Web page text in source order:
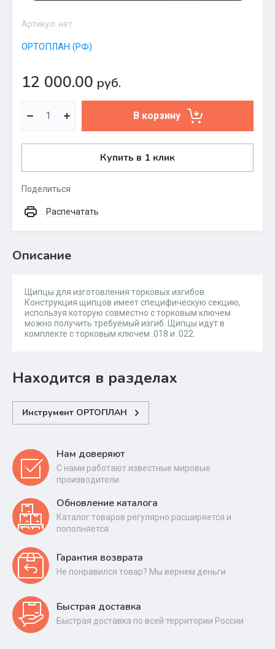
Артикул: нет
ОРТОПЛАН (РФ)
12 000.00 руб.
В корзину
Купить в 1 клик
Поделиться
Распечатать
Описание
Щипцы для изготовления торковых изгибов.
Конструкция щипцов имеет специфическую секцию,
используя которую совместно с торковым ключем
можно получить требуемый изгиб. Щипцы идут в
комплекте с торковым ключем .018 и .022.
Находится в разделах
Инструмент ОРТОПЛАН
Нам доверяют
С нами работают известные мировые
производители
Обновление каталога
Каталог товаров регулярно расширяется и
пополняется
Гарантия возврата
Не понравился товар? Мы вернем деньги
Быстрая доставка
Быстрая доставка по всей территории России